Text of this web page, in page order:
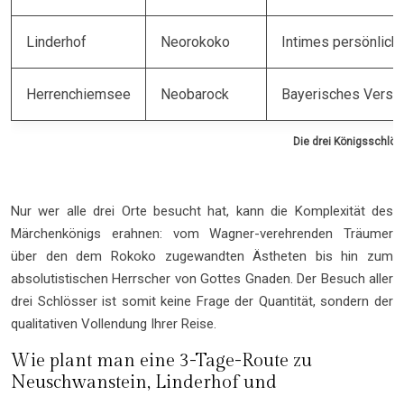
Die drei
Linderhof Neorokoko Intimes
Herrenchiemsee Neobarock Bayerisches
Nur wer alle drei Orte besucht hat, kann die Komplexität des
Märchenkönigs erahnen: vom Wagner-verehrenden Träumer
über den dem Rokoko zugewandten Ästheten bis hin zum
absolutistischen Herrscher von Gottes Gnaden. Der Besuch aller
drei Schlösser ist somit keine Frage der Quantität, sondern der
qualitativen Vollendung Ihrer Reise.
Wie plant man eine 3-Tage-Route zu
Neuschwanstein, Linderhof und